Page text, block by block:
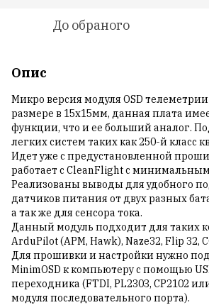
До обраного
Опис
Микро версия модуля OSD
размере в 15х15мм, данная плата
функции, что и ее больший аналог.
легких систем таких как 250-й класс
Идет уже с предустановленной
работает с CleanFlight с
Реализованы выводы для удобного
датчиков питания от двух разных
а так же для сенсора тока.
Данный модуль подходит для таких
ArduPilot (APM, Hawk), Naze32, Flip 32,
Для прошивки и настройки нужно
MinimOSD к компьютеру с помощью
переходника (FTDI, PL2303, CP2102
модуля последовательного порта).